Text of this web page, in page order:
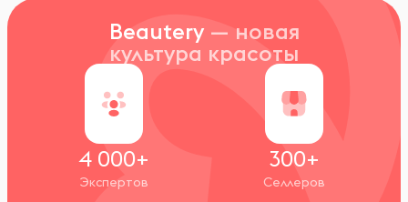
Beautery — новая
культура красоты
4 000+
Экспертов
300+
Селлеров